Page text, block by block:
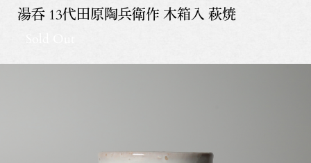
湯呑 13代田原陶兵衛作 木箱入 萩焼